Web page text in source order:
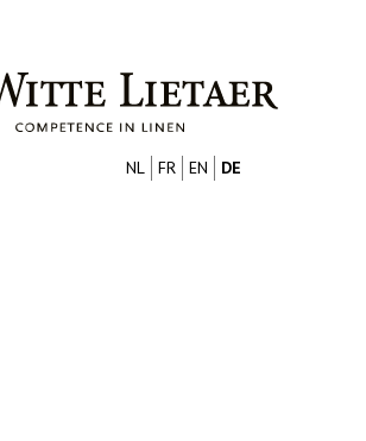
NL FR EN DE